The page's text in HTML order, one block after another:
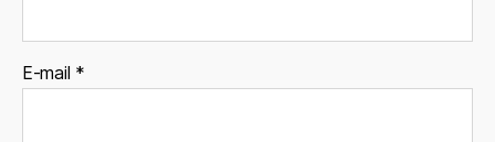
E-mail *